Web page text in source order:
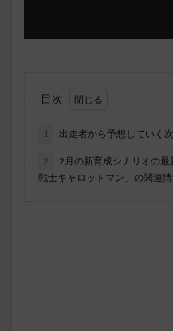
目次
1 出走者から予想していく
2
2月の新育成シナリオの
戦士キャロットマン」の関連情